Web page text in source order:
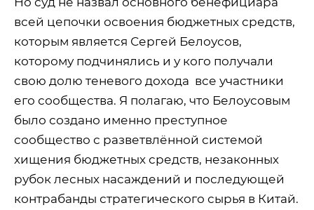
всей цепочки освоения бюджетных средств,
которым является Сергей Белоусов,
которому подчинялись и у кого получали
свою долю теневого дохода все участники
его сообщества. Я полагаю, что Белоусовым
было создано именно преступное
сообщество с разветвлённой системой
хищения бюджетных средств, незаконных
рубок лесных насаждений и последующей
контрабанды стратегического сырья в Китай.